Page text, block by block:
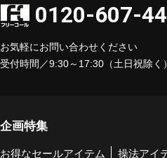
0120-607-
お気軽にお問い合わせください
受付時間／9:30～17:30（土日祝除く）
企画特集
お得なセールアイテム 操法アイ